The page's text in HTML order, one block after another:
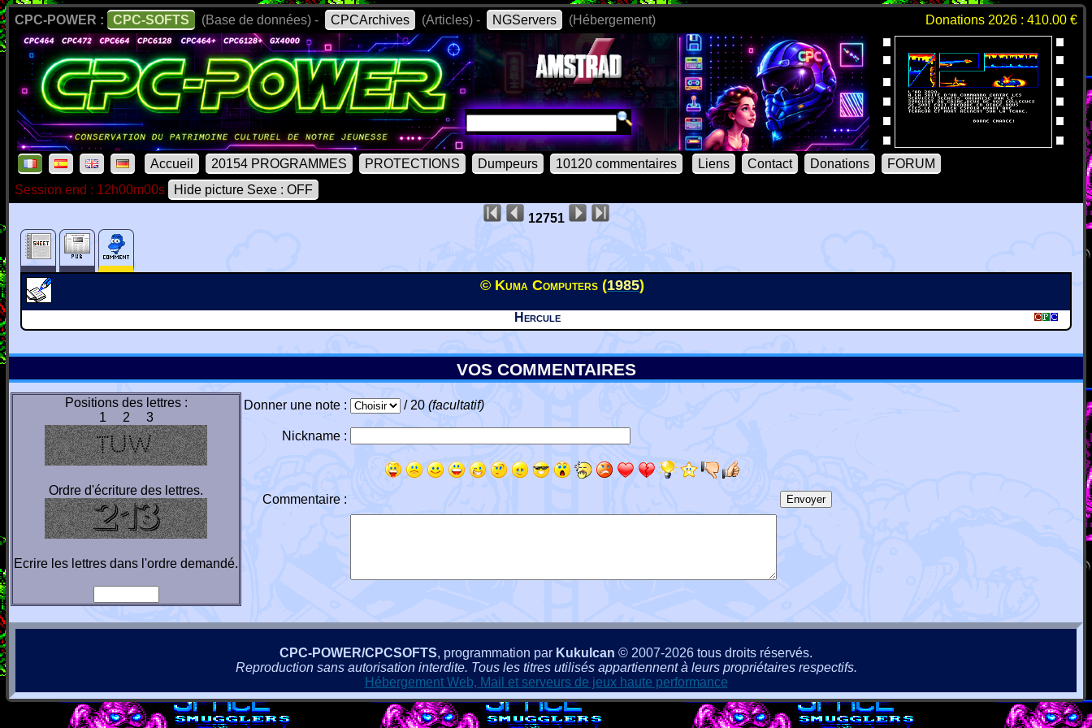
CPC-POWER : CPC-SOFTS (Base de données) - CPCArchives (Articles) - NGServers (Hébergement) Donations 2026 : 410.00 €
Accueil 20154 PROGRAMMES PROTECTIONS Dumpeurs 10120 commentaires Liens Contact Donations
FORUM
Session end : 12h00m00s
Hide picture Sexe : OFF
12751
© Kuma Computers (1985)
Hercule
VOS COMMENTAIRES
Positions des lettres :
1 2 3
Ordre d'écriture des lettres.
Ecrire les lettres dans l'ordre demandé.
Donner une note : / 20 (facultatif)
Nickname :
Commentaire :
CPC-POWER/CPCSOFTS, programmation par Kukulcan © 2007-2026 tous droits réservés.
Reproduction sans autorisation interdite. Tous les titres utilisés appartiennent à leurs propriétaires respectifs.
Hébergement Web, Mail et serveurs de jeux haute performance